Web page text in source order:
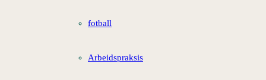
fotball
Arbeidspraksis